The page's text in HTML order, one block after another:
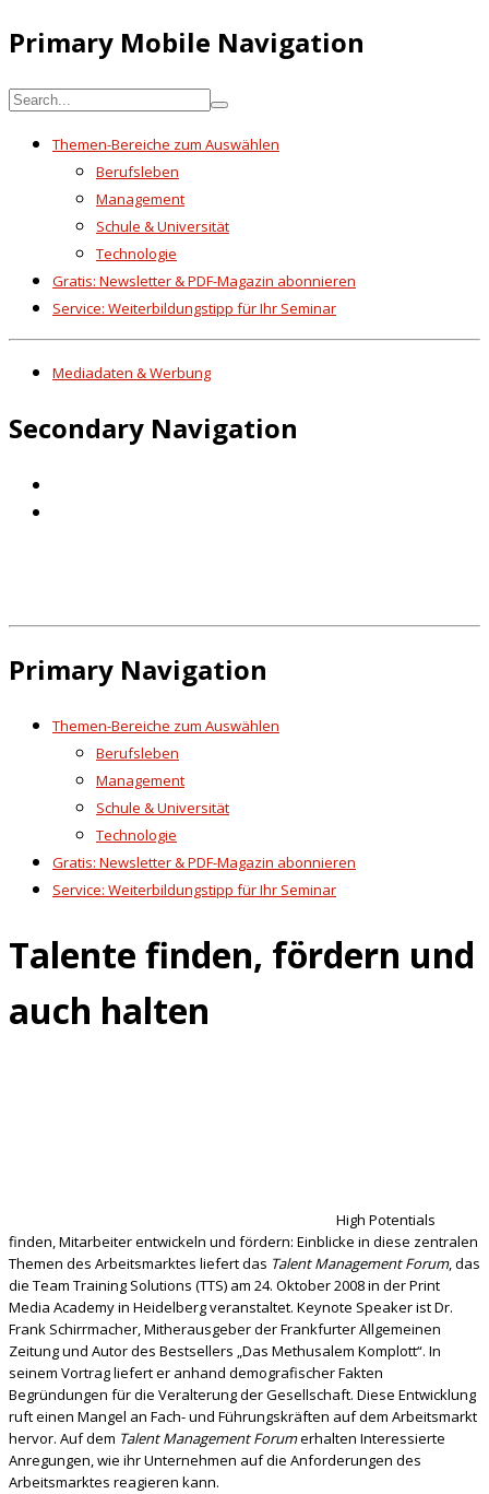
Primary Mobile Navigation
Themen-Bereiche zum Auswählen
Berufsleben
Management
Schule & Universität
Technologie
Gratis: Newsletter & PDF-Magazin abonnieren
Service: Weiterbildungstipp für Ihr Seminar
Mediadaten & Werbung
Secondary Navigation
Primary Navigation
Themen-Bereiche zum Auswählen
Berufsleben
Management
Schule & Universität
Technologie
Gratis: Newsletter & PDF-Magazin abonnieren
Service: Weiterbildungstipp für Ihr Seminar
Talente finden, fördern und
auch halten
High Potentials
finden, Mitarbeiter entwickeln und fördern: Einblicke in diese zentralen
Themen des Arbeitsmarktes liefert das Talent Management Forum, das
die Team Training Solutions (TTS) am 24. Oktober 2008 in der Print
Media Academy in Heidelberg veranstaltet. Keynote Speaker ist Dr.
Frank Schirrmacher, Mitherausgeber der Frankfurter Allgemeinen
Zeitung und Autor des Bestsellers „Das Methusalem Komplott“. In
seinem Vortrag liefert er anhand demografischer Fakten
Begründungen für die Veralterung der Gesellschaft. Diese Entwicklung
ruft einen Mangel an Fach- und Führungskräften auf dem Arbeitsmarkt
hervor. Auf dem Talent Management Forumerhalten Interessierte
Anregungen, wie ihr Unternehmen auf die Anforderungen des
Arbeitsmarktes reagieren kann.